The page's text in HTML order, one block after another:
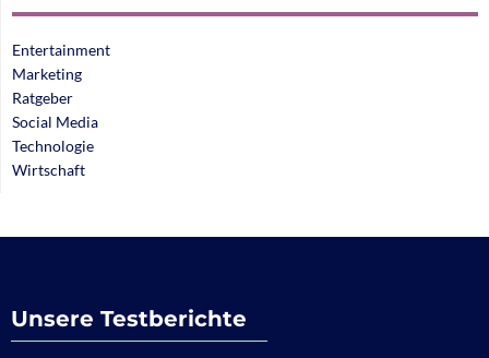
Entertainment
Marketing
Ratgeber
Social Media
Technologie
Wirtschaft
Unsere Testberichte